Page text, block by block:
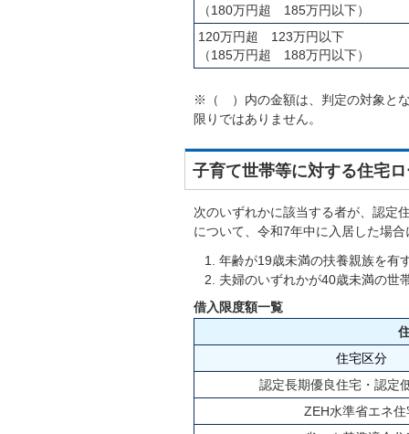
（180万円超 185万円以下）
120万円超 123万円以下
（185万円超 188万円以下）
※（ ）内の金額は、判定の対象と
限りではありません。
子育て世帯等に対する住宅
次のいずれかに該当する者が、認定
について、令和7年中に入居した場
年齢が19歳未満の扶養親族を有
夫婦のいずれかが40歳未満の世
借入限度額一覧
住宅区分
認定長期優良住宅・認定
ZEH水準省エネ住